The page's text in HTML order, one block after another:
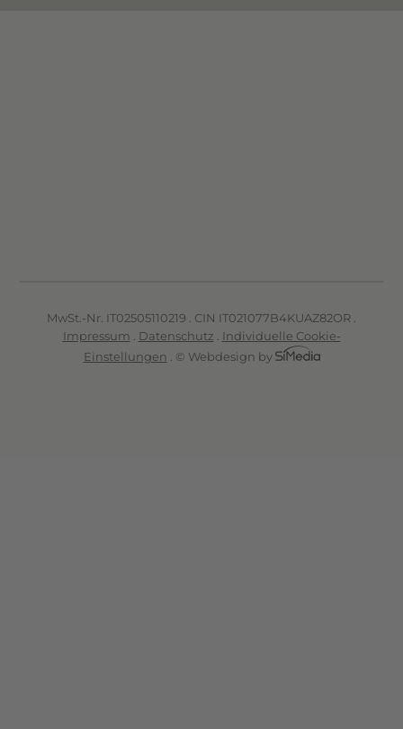
MwSt.-Nr. IT02505110219 . CIN IT021077B4KUAZ82OR .
Impressum . Datenschutz . Individuelle Cookie-
Einstellungen . © Webdesign by